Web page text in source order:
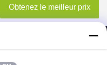
15,6 IPS de pouce
Obtenez le meilleur prix